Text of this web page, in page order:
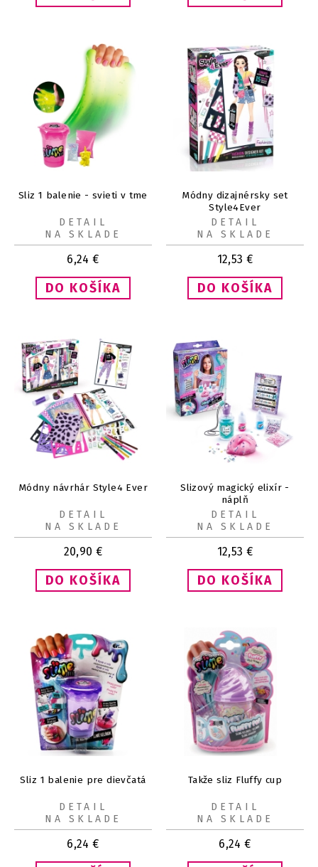
Sliz 1 balenie - svieti v tme
6,24 €
DETAIL
NA SKLADE
Módny dizajnérsky set
Style4Ever
12,53 €
DETAIL
NA SKLADE
Módny návrhár Style4 Ever
20,90 €
DETAIL
NA SKLADE
Slizový magický elixír -
náplň
12,53 €
DETAIL
NA SKLADE
Sliz 1 balenie pre dievčatá
6,24 €
DETAIL
NA SKLADE
Takže sliz Fluffy cup
6,24 €
DETAIL
NA SKLADE